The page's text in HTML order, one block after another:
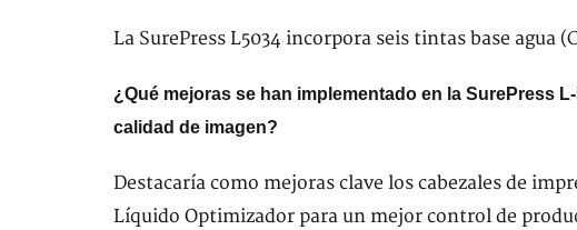
La SurePress L5034 incorpora seis tintas base agua
¿Qué mejoras se han implementado en la SurePress
calidad de imagen?
Destacaría como mejoras clave los cabezales de
Líquido Optimizador para un mejor control de